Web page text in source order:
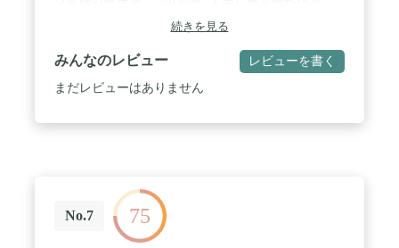
チスクリーン対応ファブリックを採用。パームには
寒い日のアクティビティに対応する耐久素材を使用
しています。 / AdvancedSkin Warm: AdvancedSkin
Warm テクノロジーは、肌表面の温度・湿度を最適
な状態にコントロール。体温を逃さず、快適な温も
続きを見る
みんなのレビュー レビューを書く
まだレビューはありません
No.7 75